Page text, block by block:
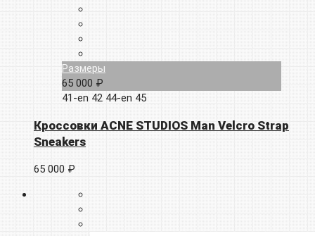
Размеры
65 000 ₽
41-en 42 44-en 45
Кроссовки ACNE STUDIOS Man Velcro Strap
Sneakers
65 000 ₽